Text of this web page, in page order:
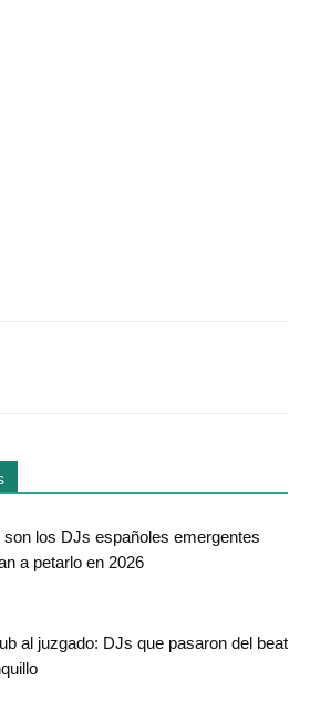
son los DJs españoles emergentes
a petarlo en 2026
al juzgado: DJs que pasaron del beat